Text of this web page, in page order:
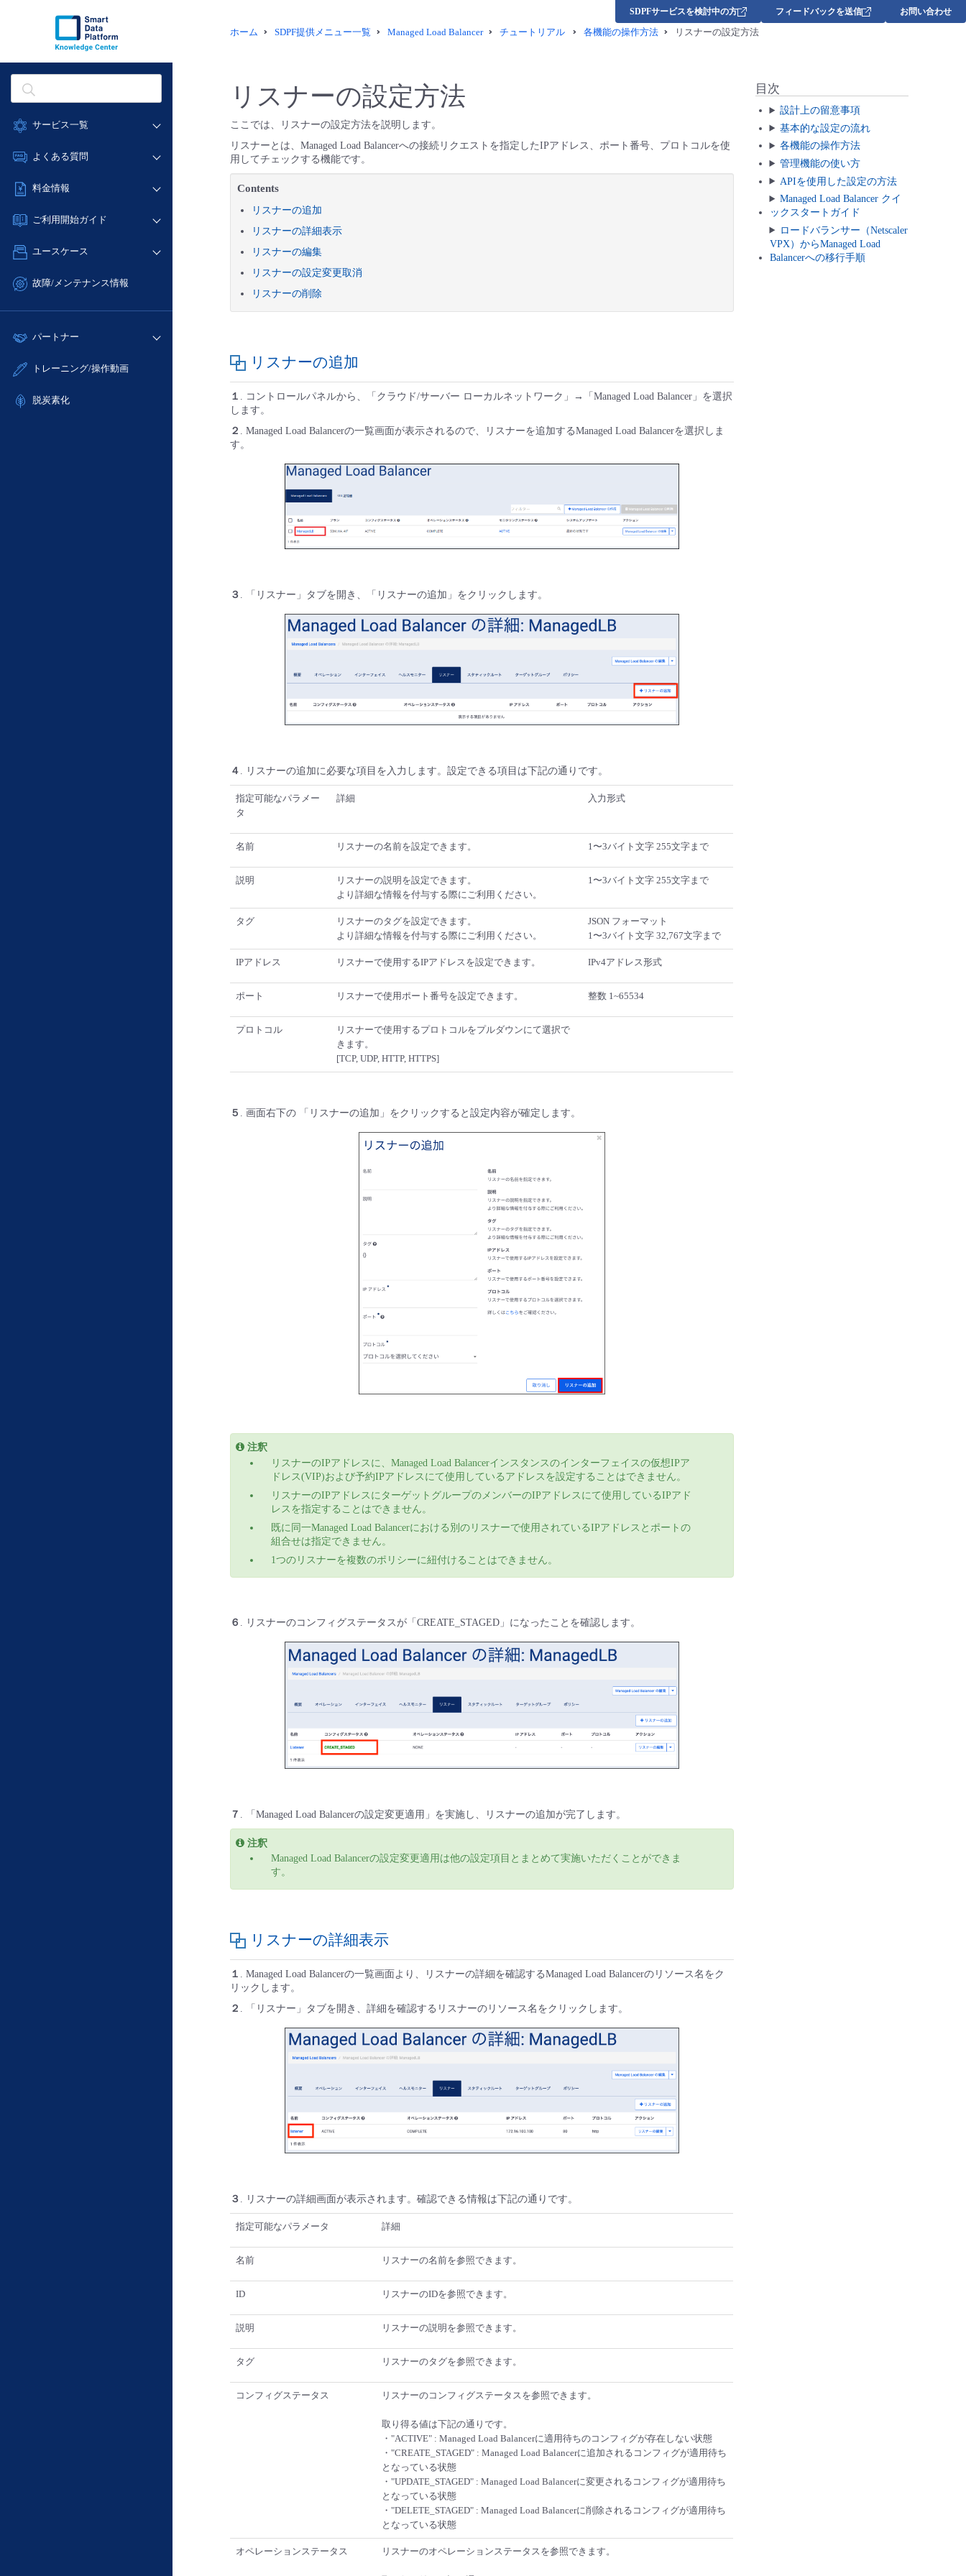
サービス一覧
データ利活用
ネットワーク
IoT
サポート
管理機能
よくある質問
データ利活用
ネットワーク
IoT
サポート
管理機能
すべてのメニューを見る
料金情報
料金シミュレーター
クラウド/サーバー
ネットワーク
サポート
すべてのメニューを見る
ご利用開始ガイド
■ 管理機能
- 初期設定・確認
- ユーザー機能の管理
- APIリファレンス
ユースケース
- バックアップ
- IoT
- ITインフラストラクチャー
故障/メンテナンス情報
サービス稼働状況
故障/メンテナンス履歴
定期メンテナンス
パートナー
販売パートナー向けプログラム
トレーニング/操作動画
脱炭素化
SDPFサービスを検討中の方 フィードバックを送信 お問い合わせ
ホーム SDPF提供メニュー一覧 Managed Load Balancer チュートリアル 各機能の操作方法 リスナーの設定方法
リスナーの設定方法
ここでは、リスナーの設定方法を説明します。
リスナーとは、Managed Load Balancerへの接続リクエストを指定したIPアドレス、ポート番号、プロトコルを使
用してチェックする機能です。
Contents
リスナーの追加
リスナーの詳細表示
リスナーの編集
リスナーの設定変更取消
リスナーの削除
リスナーの追加
１
. コントロールパネルから、「クラウド/サーバー ローカルネットワーク」→「Managed Load Balancer」を選択
します。
２
. Managed Load Balancerの一覧画面が表示されるので、リスナーを追加するManaged Load Balancerを選択しま
す。
３ . 「リスナー」タブを開き、「リスナーの追加」をクリックします。
４ . リスナーの追加に必要な項目を入力します。設定できる項目は下記の通りです。
指定可能なパラメー
タ
詳細 入力形式
名前 リスナーの名前を設定できます。 1〜3バイト文字 255文字まで
説明
リスナーの説明を設定できます。
より詳細な情報を付与する際にご利用ください。
1〜3バイト文字 255文字まで
タグ
リスナーのタグを設定できます。
より詳細な情報を付与する際にご利用ください。
JSON フォーマット
1〜3バイト文字 32,767文字まで
IPアドレス リスナーで使用するIPアドレスを設定できます。 IPv4アドレス形式
ポート リスナーで使用ポート番号を設定できます。 整数 1~65534
プロトコル
リスナーで使用するプロトコルをプルダウンにて選択で
きます。
[TCP, UDP, HTTP, HTTPS]
５ . 画面右下の 「リスナーの追加」をクリックすると設定内容が確定します。
注釈
リスナーのIPアドレスに、Managed Load Balancerインスタンスのインターフェイスの仮想IPア
ドレス(VIP)および予約IPアドレスにて使用しているアドレスを設定することはできません。
リスナーのIPアドレスにターゲットグループのメンバーのIPアドレスにて使用しているIPアド
レスを指定することはできません。
既に同一Managed Load Balancerにおける別のリスナーで使用されているIPアドレスとポートの
組合せは指定できません。
1つのリスナーを複数のポリシーに紐付けることはできません。
６ . リスナーのコンフィグステータスが「CREATE_STAGED」になったことを確認します。
７ . 「Managed Load Balancerの設定変更適用」を実施し、リスナーの追加が完了します。
注釈
Managed Load Balancerの設定変更適用は他の設定項目とまとめて実施いただくことができま
す。
リスナーの詳細表示
１
. Managed Load Balancerの一覧画面より、リスナーの詳細を確認するManaged Load Balancerのリソース名をク
リックします。
２
. 「リスナー」タブを開き、詳細を確認するリスナーのリソース名をクリックします。
３ . リスナーの詳細画面が表示されます。確認できる情報は下記の通りです。
指定可能なパラメータ 詳細
名前 リスナーの名前を参照できます。
ID リスナーのIDを参照できます。
説明 リスナーの説明を参照できます。
タグ リスナーのタグを参照できます。
コンフィグステータス リスナーのコンフィグステータスを参照できます。
取り得る値は下記の通りです。
・"ACTIVE" : Managed Load Balancerに適用待ちのコンフィグが存在しない状態
・"CREATE_STAGED" : Managed Load Balancerに追加されるコンフィグが適用待ち
となっている状態
・"UPDATE_STAGED" : Managed Load Balancerに変更されるコンフィグが適用待ち
となっている状態
・"DELETE_STAGED" : Managed Load Balancerに削除されるコンフィグが適用待ち
となっている状態
オペレーションステータス リスナーのオペレーションステータスを参照できます。
目次
設計上の留意事項
基本的な設定の流れ
各機能の操作方法
管理機能の使い方
APIを使用した設定の方法
Managed Load Balancer クイ
ックスタートガイド
ロードバランサー（Netscaler
VPX）からManaged Load
Balancerへの移行手順